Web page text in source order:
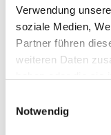
Verwendung
soziale Medien,
Partner führen
weiteren Daten
Notwendig
Advance
Nationality:
dasHaus